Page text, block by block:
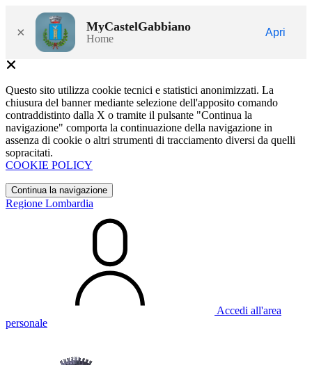
× MyCastelGabbiano
Home
Apri
Questo sito utilizza cookie tecnici e statistici anonimizzati. La
chiusura del banner mediante selezione dell'apposito comando
contraddistinto dalla X o tramite il pulsante "Continua la
navigazione" comporta la continuazione della navigazione in
assenza di cookie o altri strumenti di tracciamento diversi da quelli
sopracitati.
COOKIE POLICY
Continua la navigazione
Regione Lombardia
Accedi all'area
personale